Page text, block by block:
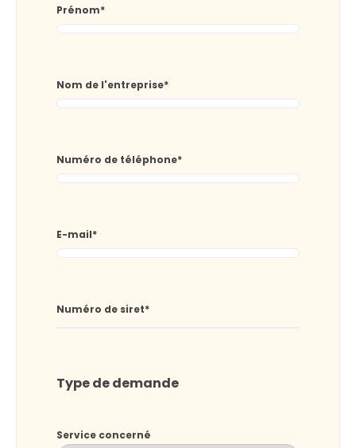
Prénom*
Nom de l'entreprise*
Numéro de téléphone*
E-mail*
Numéro de siret*
Type de demande
Service concerné